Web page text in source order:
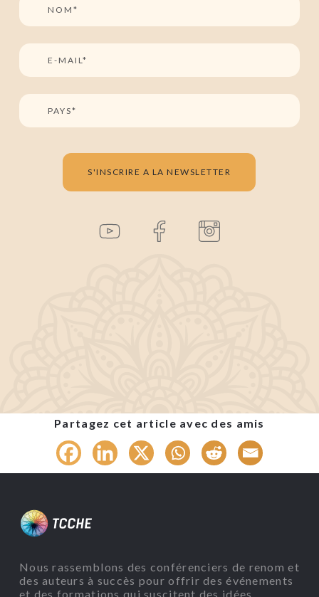
Partagez cet article avec des amis
Nous rassemblons des conférenciers de renom et
des auteurs à succès pour offrir des événements
et des formations qui suscitent des idées,